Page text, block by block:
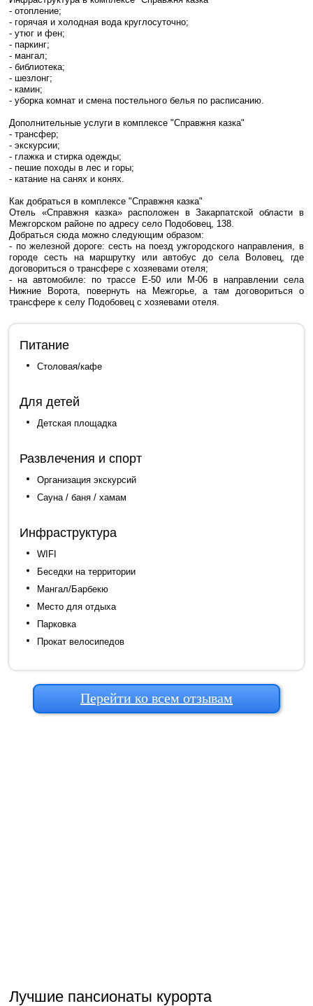
- отопление;
- горячая и холодная вода круглосуточно;
- утюг и фен;
- паркинг;
- мангал;
- библиотека;
- шезлонг;
- камин;
- уборка комнат и смена постельного белья по расписанию.
Дополнительные услуги в комплексе "Справжня казка"
- трансфер;
- экскурсии;
- глажка и стирка одежды;
- пешие походы в лес и горы;
- катание на санях и конях.
Как добраться в комплексе "Справжня казка"
Отель «Справжня казка» расположен в Закарпатской области в
Межгорском районе по адресу село Подобовец, 138.
Добраться сюда можно следующим образом:
- по железной дороге: сесть на поезд ужгородского направления, в
городе сесть на маршрутку или автобус до села Воловец, где
договориться о трансфере с хозяевами отеля;
- на автомобиле: по трассе Е-50 или М-06 в направлении села
Нижние Ворота, повернуть на Межгорье, а там договориться о
трансфере к селу Подобовец с хозяевами отеля.
Питание
Столовая/кафе
Для детей
Детская площадка
Развлечения и спорт
Организация экскурсий
Сауна / баня / хамам
Инфраструктура
WIFI
Беседки на территории
Мангал/Барбекю
Место для отдыха
Парковка
Прокат велосипедов
Перейти ко всем отзывам
Лучшие пансионаты курорта